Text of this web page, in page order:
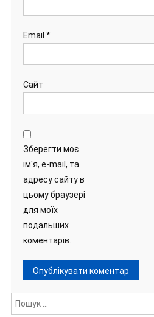
Email *
Сайт
Зберегти моє
ім'я, e-mail, та
адресу сайту в
цьому браузері
для моїх
подальших
коментарів.